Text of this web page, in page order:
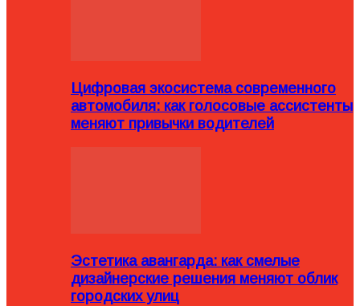
Цифровая экосистема современного
автомобиля: как голосовые ассистенты
меняют привычки водителей
Эстетика авангарда: как смелые
дизайнерские решения меняют облик
городских улиц